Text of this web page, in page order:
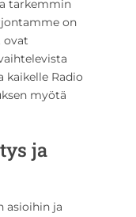
tarkemmin
on
ovat
Radio
myötä
ja
asioihin ja